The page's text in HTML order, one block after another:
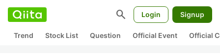
search Login Signup
Trend Stock List Question Official Event Official